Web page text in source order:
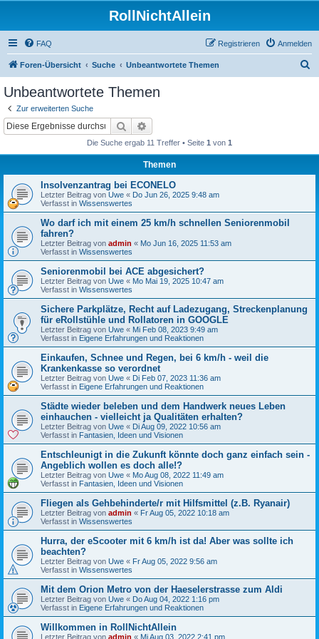
RollNichtAllein
FAQ Anmelden
Registrieren
Foren-Übersicht Suche Unbeantwortete Themen
Unbeantwortete Themen
Zur erweiterten Suche
Suche
Die Suche ergab 11 Treffer • Seite 1 von 1
Themen
Insolvenzantrag bei ECONELO
Letzter Beitrag von Uwe « Do Jun 26, 2025 9:48 am
Verfasst in Wissenswertes
Wo darf ich mit einem 25 km/h schnellen Seniorenmobil
fahren?
Letzter Beitrag von admin « Mo Jun 16, 2025 11:53 am
Verfasst in Wissenswertes
Seniorenmobil bei ACE abgesichert?
Letzter Beitrag von Uwe « Mo Mai 19, 2025 10:47 am
Verfasst in Wissenswertes
Sichere Parkplätze, Recht auf Ladezugang, Streckenplanung
für eRollstühle und Rollatoren in GOOGLE
Letzter Beitrag von Uwe « Mi Feb 08, 2023 9:49 am
Verfasst in Eigene Erfahrungen und Reaktionen
Einkaufen, Schnee und Regen, bei 6 km/h - weil die
Krankenkasse so verordnet
Letzter Beitrag von Uwe « Di Feb 07, 2023 11:36 am
Verfasst in Eigene Erfahrungen und Reaktionen
Städte wieder beleben und dem Handwerk neues Leben
einhauchen - vielleicht ja Qualitäten erhalten?
Letzter Beitrag von Uwe « Di Aug 09, 2022 10:56 am
Verfasst in Fantasien, Ideen und Visionen
Entschleunigt in die Zukunft könnte doch ganz einfach sein -
Angeblich wollen es doch alle!?
Letzter Beitrag von Uwe « Mo Aug 08, 2022 11:49 am
Verfasst in Fantasien, Ideen und Visionen
Fliegen als Gehbehinderte/r mit Hilfsmittel (z.B. Ryanair)
Letzter Beitrag von admin « Fr Aug 05, 2022 10:18 am
Verfasst in Wissenswertes
Hurra, der eScooter mit 6 km/h ist da! Aber was sollte ich
beachten?
Letzter Beitrag von Uwe « Fr Aug 05, 2022 9:56 am
Verfasst in Wissenswertes
Mit dem Orion Metro von der Haeselerstrasse zum Aldi
Letzter Beitrag von Uwe « Do Aug 04, 2022 1:16 pm
Verfasst in Eigene Erfahrungen und Reaktionen
Willkommen in RollNichtAllein
Letzter Beitrag von admin « Mi Aug 03, 2022 2:41 pm